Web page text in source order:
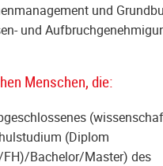
und
und
Menschen, die:
(Diplom
Bachelor/Master) des